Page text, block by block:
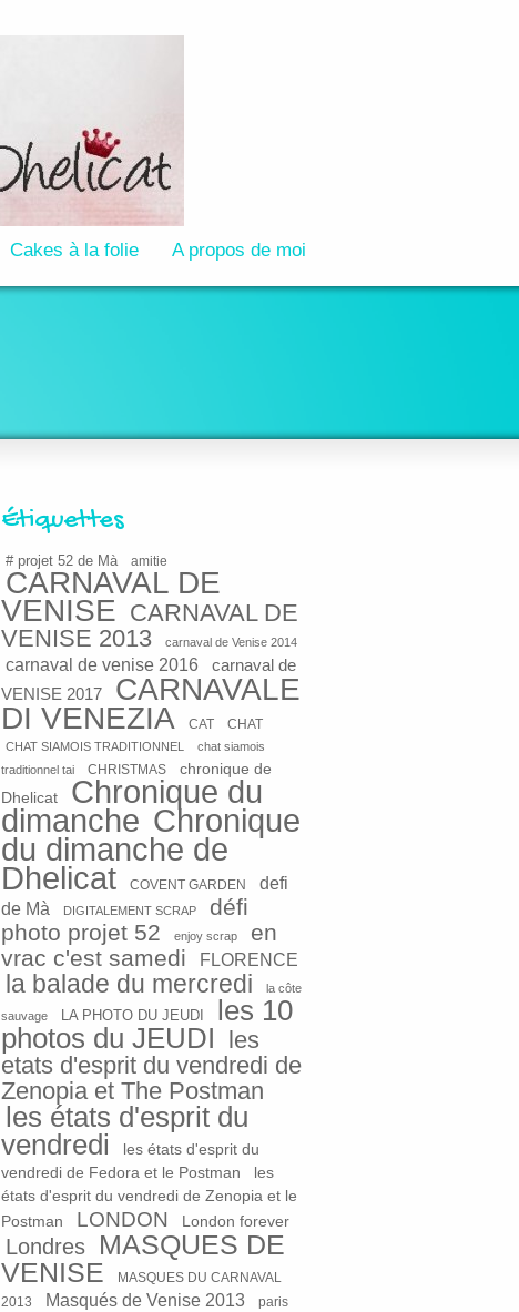
Cakes à la folie A propos de moi
Étiquettes
# projet 52 de Mà amitie
CARNAVAL DE
VENISE CARNAVAL DE
VENISE 2013
carnaval de Venise 2014
carnaval de venise 2016
carnaval de
VENISE 2017
CARNAVALE
DI VENEZIA
CAT CHAT
CHAT SIAMOIS TRADITIONNEL
chat siamois
traditionnel tai
CHRISTMAS
chronique de
Dhelicat
Chronique du
dimanche Chronique
du dimanche de
Dhelicat
COVENT GARDEN
defi
de Mà
DIGITALEMENT SCRAP
défi
photo projet 52
enjoy scrap
en
vrac c'est samedi
FLORENCE
la balade du mercredi la côte
sauvage LA PHOTO DU JEUDI
les 10
photos du JEUDI
les
etats d'esprit du vendredi de
Zenopia et The Postman
les états d'esprit du
vendredi
les états d'esprit du
vendredi de Fedora et le Postman
les
états d'esprit du vendredi de Zenopia et le
Postman
LONDON London forever
Londres
MASQUES DE
VENISE
MASQUES DU CARNAVAL
2013
Masqués de Venise 2013 paris